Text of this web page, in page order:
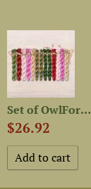
Set of OwlForest Hand-Dyed...
$26.92